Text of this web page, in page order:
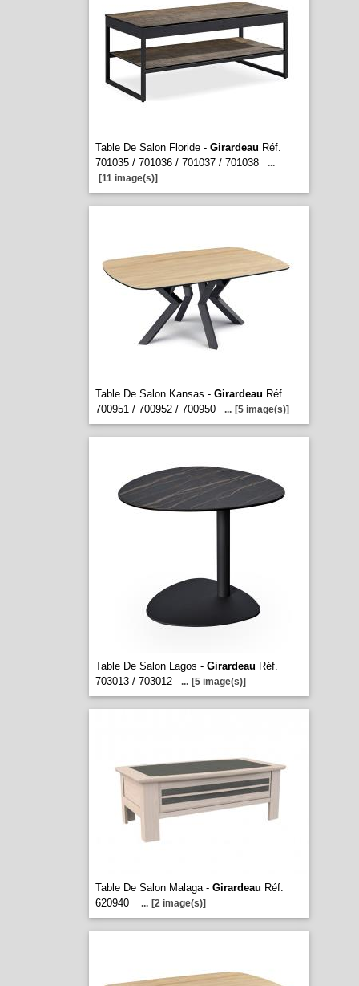
Table De Salon Floride - Girardeau Réf.
701035 / 701036 / 701037 / 701038
...
[11 image(s)]
Table De Salon Kansas - Girardeau Réf.
700951 / 700952 / 700950
... [5 image(s)]
Table De Salon Lagos - Girardeau Réf.
703013 / 703012
... [5 image(s)]
Table De Salon Malaga - Girardeau Réf.
620940
... [2 image(s)]